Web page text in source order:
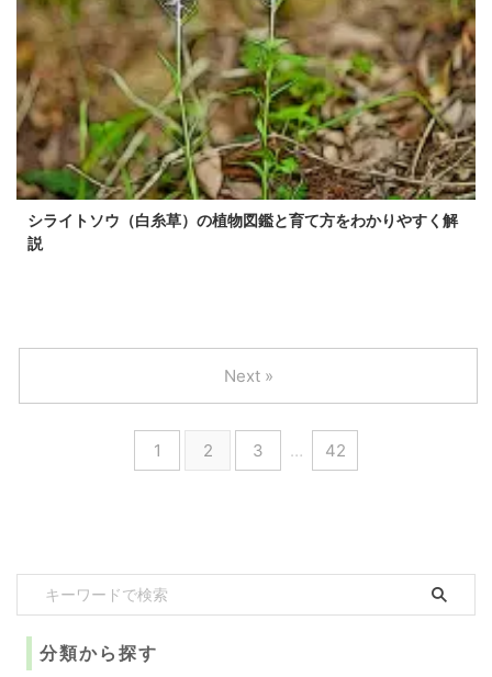
シライトソウ（白糸草）の植物図鑑と育て方をわかりやすく解
説
1 2 3 … 42
Next »
分類から探す